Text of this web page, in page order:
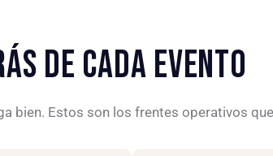
DE CADA EVENTO
bien. Estos son los frentes operativos